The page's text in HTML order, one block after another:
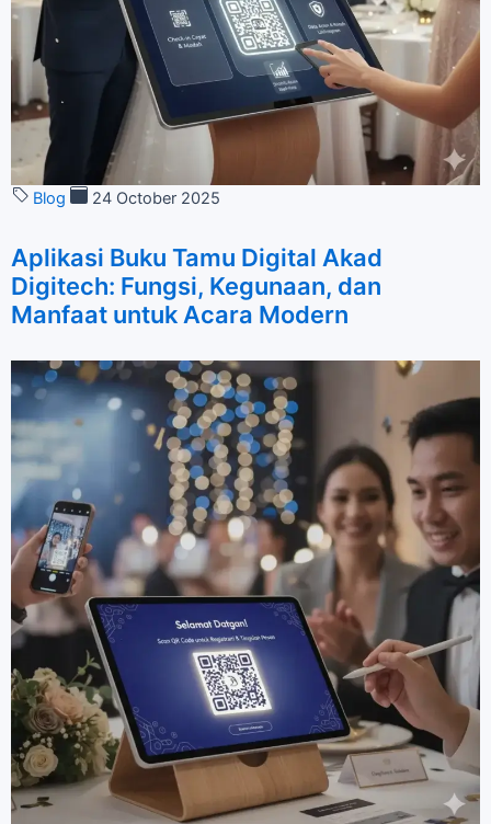
Blog 24 October 2025
Aplikasi Buku Tamu Digital Akad
Digitech: Fungsi, Kegunaan, dan
Manfaat untuk Acara Modern